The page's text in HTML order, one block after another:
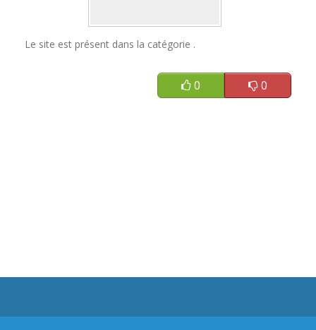
Le site est présent dans la catégorie .
0 0